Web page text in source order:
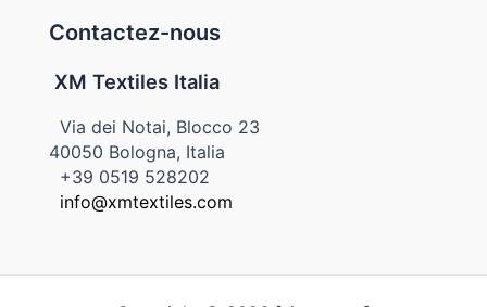
Contactez-nous
XM Textiles Italia
Via dei Notai, Blocco 23
40050 Bologna, Italia
+39 0519 528202
info@xmtextiles.com